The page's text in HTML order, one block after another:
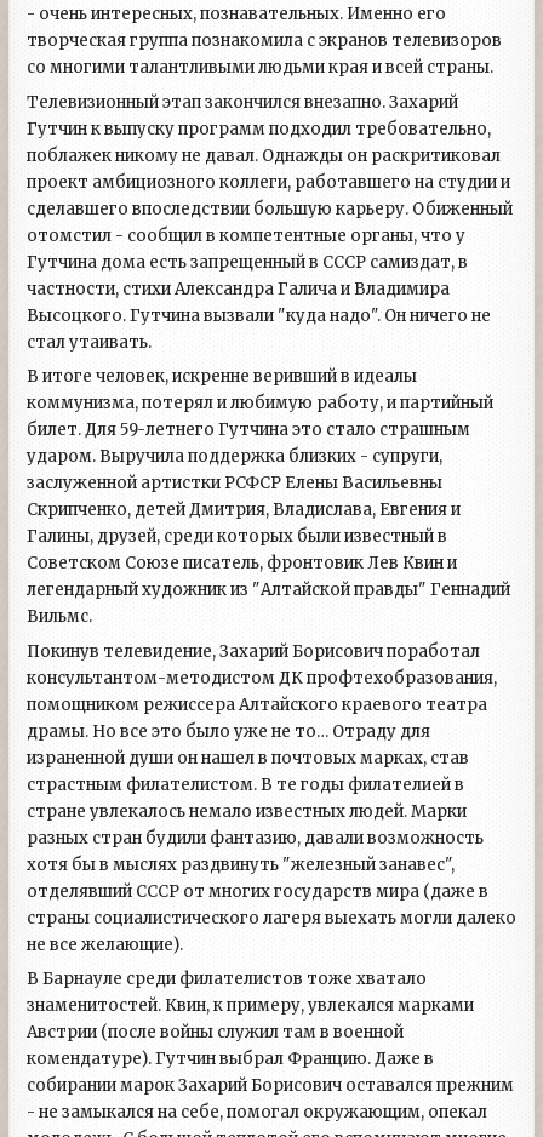
- очень интересных, познавательных. Именно его
творческая группа познакомила с экранов телевизоров
со многими талантливыми людьми края и всей страны.
Телевизионный этап закончился внезапно. Захарий
Гутчин к выпуску программ подходил требовательно,
поблажек никому не давал. Однажды он раскритиковал
проект амбициозного коллеги, работавшего на студии и
сделавшего впоследствии большую карьеру. Обиженный
отомстил - сообщил в компетентные органы, что у
Гутчина дома есть запрещенный в СССР самиздат, в
частности, стихи Александра Галича и Владимира
Высоцкого. Гутчина вызвали "куда надо". Он ничего не
стал утаивать.
В итоге человек, искренне веривший в идеалы
коммунизма, потерял и любимую работу, и партийный
билет. Для 59-летнего Гутчина это стало страшным
ударом. Выручила поддержка близких - супруги,
заслуженной артистки РСФСР Елены Васильевны
Скрипченко, детей Дмитрия, Владислава, Евгения и
Галины, друзей, среди которых были известный в
Советском Союзе писатель, фронтовик Лев Квин и
легендарный художник из "Алтайской правды" Геннадий
Вильмс.
Покинув телевидение, Захарий Борисович поработал
консультантом-методистом ДК профтехобразования,
помощником режиссера Алтайского краевого театра
драмы. Но все это было уже не то… Отраду для
израненной души он нашел в почтовых марках, став
страстным филателистом. В те годы филателией в
стране увлекалось немало известных людей. Марки
разных стран будили фантазию, давали возможность
хотя бы в мыслях раздвинуть "железный занавес",
отделявший СССР от многих государств мира (даже в
страны социалистического лагеря выехать могли далеко
не все желающие).
В Барнауле среди филателистов тоже хватало
знаменитостей. Квин, к примеру, увлекался марками
Австрии (после войны служил там в военной
комендатуре). Гутчин выбрал Францию. Даже в
собирании марок Захарий Борисович оставался прежним
- не замыкался на себе, помогал окружающим, опекал